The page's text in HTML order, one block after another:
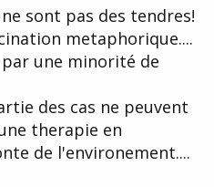
facette de l'approche
de l'avenir, qui s'appuie
patient considéré comme expert
sont pas des tendres!
metaphorique....
une minorité de
des cas ne peuvent
therapie en
de l'environement....